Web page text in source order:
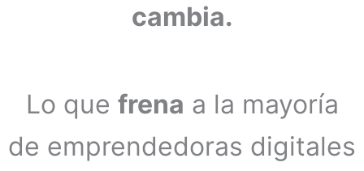
cambia.
Lo que frena a la mayoría
de emprendedoras digitales